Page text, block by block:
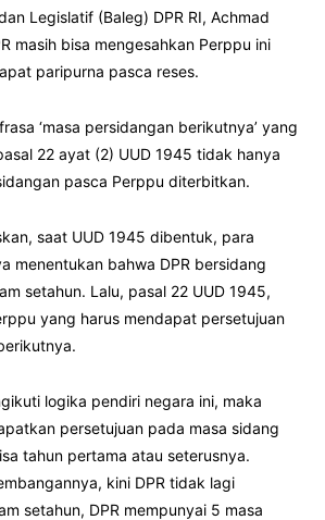
Legislatif (Baleg) DPR RI, Achmad
masih bisa mengesahkan Perppu ini
paripurna pasca reses.
‘masa persidangan berikutnya’ yang
22 ayat (2) UUD 1945 tidak hanya
pasca Perppu diterbitkan.
saat UUD 1945 dibentuk, para
menentukan bahwa DPR bersidang
setahun. Lalu, pasal 22 UUD 1945,
yang harus mendapat persetujuan
logika pendiri negara ini, maka
persetujuan pada masa sidang
tahun pertama atau seterusnya.
kini DPR tidak lagi
setahun, DPR mempunyai 5 masa